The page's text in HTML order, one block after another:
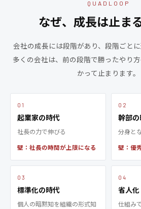
QUADLOOP
なぜ、成長は止ま
会社の成長には段階があり、段階ごとに
多くの会社は、前の段階で勝ったやり
かって止まります。
01
起業家の時代
社長の力で伸びる
壁：社長の時間が上限になる
02
幹部
分身と
壁：優
03
標準化の時代
個人の暗黙知を組織の形式知
04
省人
仕組み